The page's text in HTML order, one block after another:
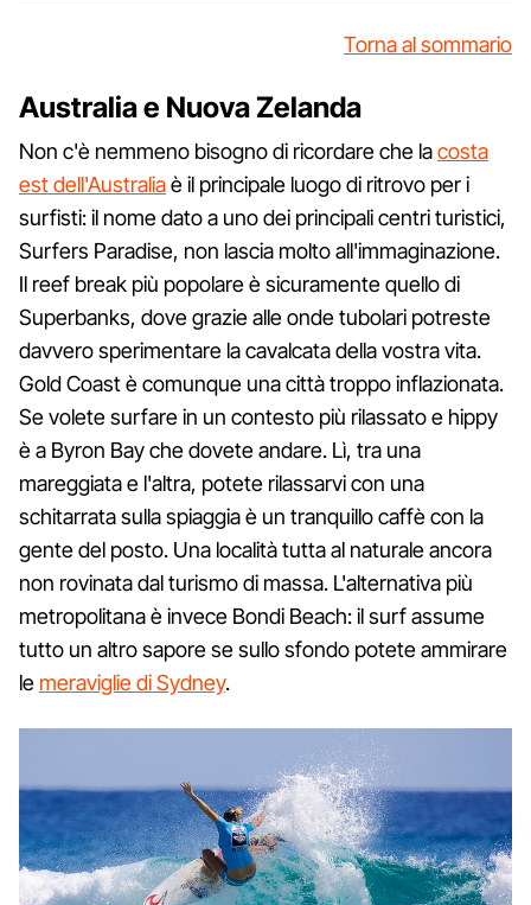
Torna al sommario
Australia e Nuova Zelanda
Non c'è nemmeno bisogno di ricordare che lacosta
est dell'Australiaè il principale luogo di ritrovo per i
surfisti: il nome dato a uno dei principali centri turistici,
Surfers Paradise, non lascia molto all'immaginazione.
Il reef break più popolare è sicuramente quello di
Superbanks, dove grazie alle onde tubolari potreste
davvero sperimentare la cavalcata della vostra vita.
Gold Coast è comunque una città troppo inflazionata.
Se volete surfare in un contesto più rilassato e hippy
è a Byron Bay che dovete andare. Lì, tra una
mareggiata e l'altra, potete rilassarvi con una
schitarrata sulla spiaggia è un tranquillo caffè con la
gente del posto. Una località tutta al naturale ancora
non rovinata dal turismo di massa. L'alternativa più
metropolitana è invece Bondi Beach: il surf assume
tutto un altro sapore se sullo sfondo potete ammirare
le meraviglie di Sydney.